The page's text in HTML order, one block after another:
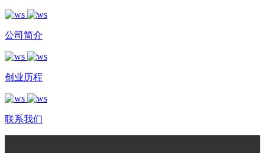
公司简介
创业历程
联系我们